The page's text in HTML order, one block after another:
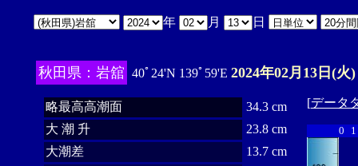
年 月 日
秋田県：岩舘 40ﾟ24'N 139ﾟ59'E 2024年02月13日(火)
略最高高潮面
34.3 cm
大 潮 升
23.8 cm
大潮差
13.7 cm
[データ
0 1